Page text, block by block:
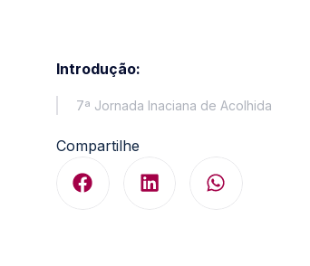
Introdução:
7ª Jornada Inaciana de Acolhida
Compartilhe